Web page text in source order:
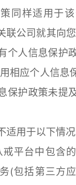
同样适用于
联公司就其向
个人信息保护
相应个人信息
保护政策未提
用于以下情况
平台中包含的
(包括第三方